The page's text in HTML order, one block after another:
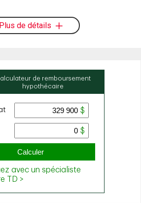
Plus de détails